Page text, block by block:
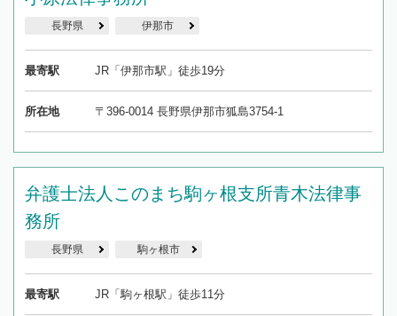
長野県 伊那市
最寄駅 JR「伊那市駅」徒歩19分
所在地 〒396-0014 長野県伊那市狐島3754-1
弁護士法人このまち駒ヶ根支所青木法律事
務所
長野県 駒ヶ根市
最寄駅 JR「駒ヶ根駅」徒歩11分